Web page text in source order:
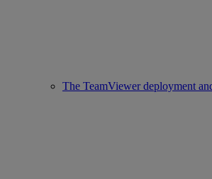
The TeamViewer deployment